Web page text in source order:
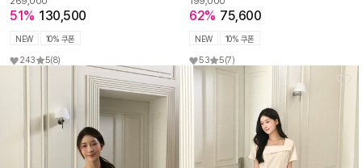
51% 130,500
NEW 10% 쿠폰
243 5(8)
62% 75,600
NEW 10% 쿠폰
53 5(7)